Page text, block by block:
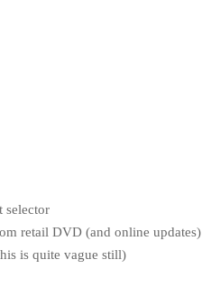
selector
retail DVD (and online updates)
is quite vague still)